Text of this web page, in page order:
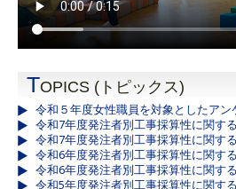
TOPICS (トピックス)
令和５年度女性職員を対象としたアン
令和7年度発注者別工事採算性に関す
令和7年度発注者別工事採算性に関す
令和6年度発注者別工事採算性に関す
令和6年度発注者別工事採算性に関す
令和5年度発注者別工事採算性に関す